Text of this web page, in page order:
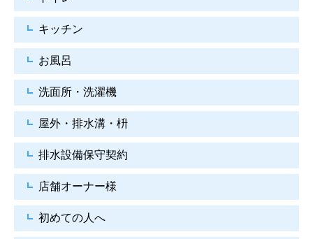
キッチン
お風呂
洗面所・洗濯機
屋外・排水溝・枡
排水設備保守契約
店舗オーナー様
初めての人へ